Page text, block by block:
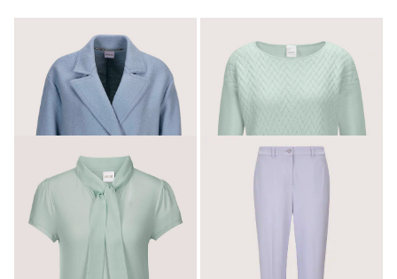
MADELEINE
219,95 €
329,95 €
MADELEINE
189,95 €
MADELEINE
Edel-Shirt mit Schluppe
29,95 €
+1 Farbe
Jerseyhose mit Bügelfalten
129,95 €